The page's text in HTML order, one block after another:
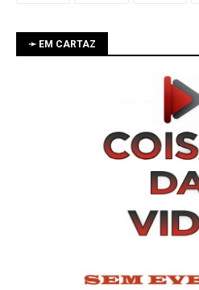
➛ EM CARTAZ